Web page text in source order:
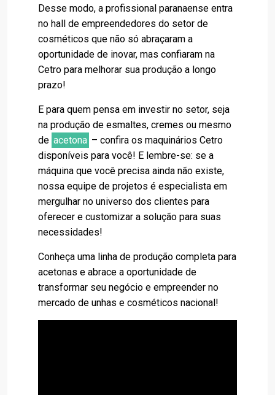
Desse modo, a profissional paranaense entra
no hall de empreendedores do setor de
cosméticos que não só abraçaram a
oportunidade de inovar, mas confiaram na
Cetro para melhorar sua produção a longo
prazo!
E para quem pensa em investir no setor, seja
na produção de esmaltes, cremes ou mesmo
de acetona – confira os maquinários Cetro
disponíveis para você! E lembre-se: se a
máquina que você precisa ainda não existe,
nossa equipe de projetos é especialista em
mergulhar no universo dos clientes para
oferecer e customizar a solução para suas
necessidades!
Conheça uma linha de produção completa para
acetonas e abrace a oportunidade de
transformar seu negócio e empreender no
mercado de unhas e cosméticos nacional!